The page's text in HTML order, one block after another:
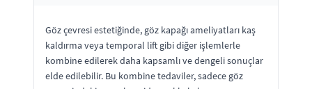
Göz çevresi estetiğinde, göz kapağı ameliyatları kaş
kaldırma veya temporal lift gibi diğer işlemlerle
kombine edilerek daha kapsamlı ve dengeli sonuçlar
elde edilebilir. Bu kombine tedaviler, sadece göz